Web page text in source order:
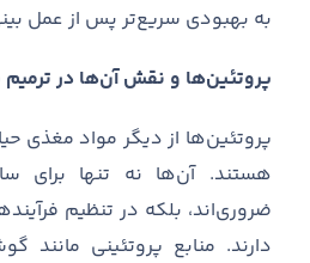
به بهبودی سریعتر پس از عمل
پروتئین‌ها و نقش آن‌ها در
پروتئینها از دیگر مواد مغذی
هستند.آنها نه تنها برای
ضروریاند، بلکه در تنظیم
دارند. منابع پروتئینی مانند